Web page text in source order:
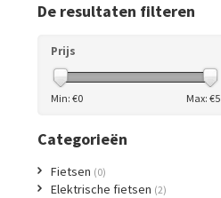
De resultaten filteren
Prijs
Min: €0 Max: €5
Categorieën
Fietsen (0)
Elektrische fietsen (2)